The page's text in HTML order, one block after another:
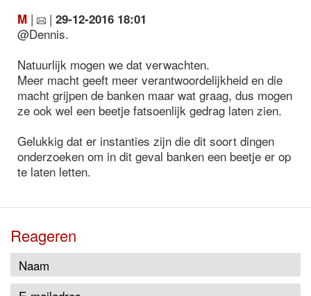
M | | 29-12-2016 18:01
@Dennis.
Natuurlijk mogen we dat verwachten.
Meer macht geeft meer verantwoordelijkheid en die
macht grijpen de banken maar wat graag, dus mogen
ze ook wel een beetje fatsoenlijk gedrag laten zien.
Gelukkig dat er instanties zijn die dit soort dingen
onderzoeken om in dit geval banken een beetje er op
te laten letten.
Reageren